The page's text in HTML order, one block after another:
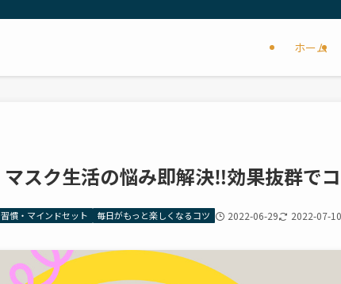
ホーム
マスク生活の悩み即解決‼︎効果抜群で
習慣・マインドセット 毎日がもっと楽しくなるコツ 2022-06-29 2022-07-10